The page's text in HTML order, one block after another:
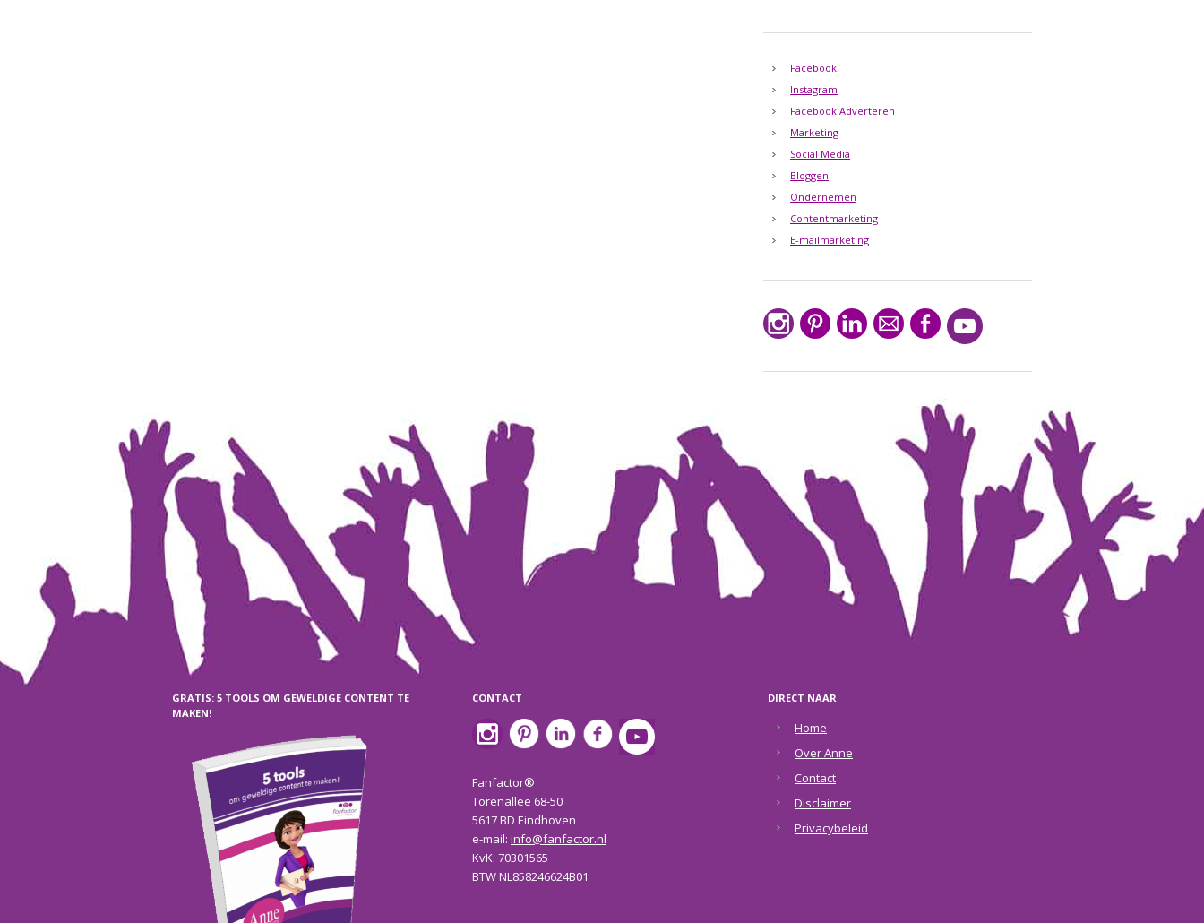
Facebook
Instagram
Facebook Adverteren
Marketing
Social Media
Bloggen
Ondernemen
Contentmarketing
E-mailmarketing
GRATIS: 5 TOOLS OM GEWELDIGE CONTENT TE
MAKEN!
CONTACT
Fanfactor®
Torenallee 68-50
5617 BD Eindhoven
e-mail: info@fanfactor.nl
KvK: 70301565
BTW NL858246624B01
DIRECT NAAR
Home
Over Anne
Contact
Disclaimer
Privacybeleid